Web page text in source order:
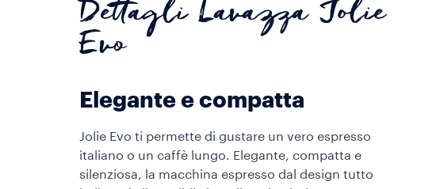
Dettagli Lavazza Jolie
Evo
Elegante e compatta
Jolie Evo ti permette di gustare un vero espresso
italiano o un caffè lungo. Elegante, compatta e
silenziosa, la macchina espresso dal design tutto